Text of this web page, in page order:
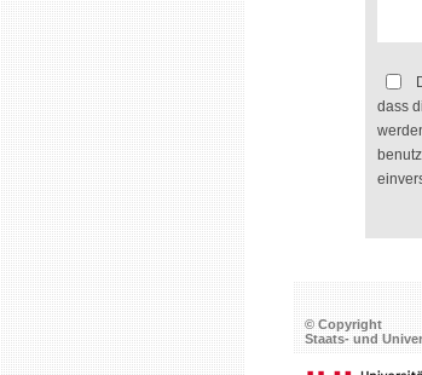
dass
© Copyright
Staats- und